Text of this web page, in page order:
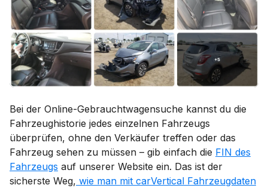
Bei der Online-Gebrauchtwagensuche kannst du die
Fahrzeughistorie jedes einzelnen Fahrzeugs
überprüfen, ohne den Verkäufer treffen oder das
Fahrzeug sehen zu müssen – gib einfach die FIN des
Fahrzeugs auf unserer Website ein. Das ist der
sicherste Weg, wie man mit carVertical Fahrzeugdaten